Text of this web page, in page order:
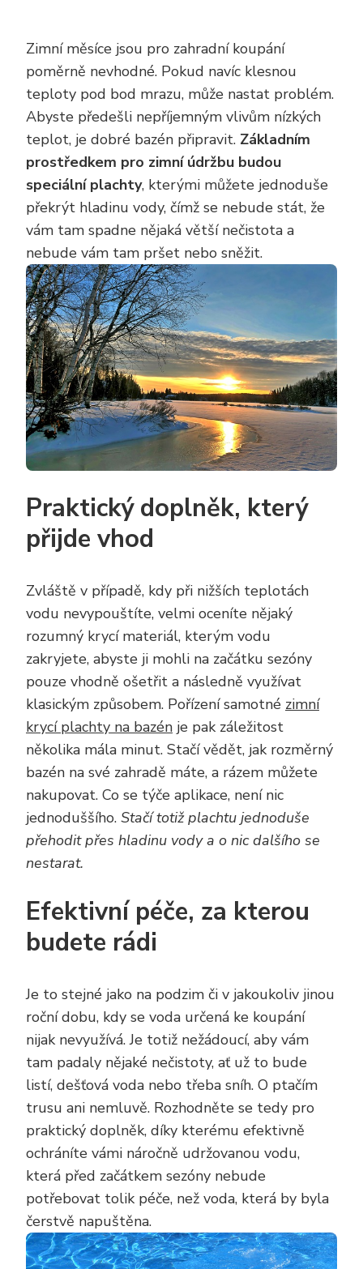
Zimní měsíce jsou pro zahradní koupání
poměrně nevhodné. Pokud navíc klesnou
teploty pod bod mrazu, může nastat problém.
Abyste předešli nepříjemným vlivům nízkých
teplot, je dobré bazén připravit. Základním
prostředkem pro zimní údržbu budou
speciální plachty, kterými můžete jednoduše
překrýt hladinu vody, čímž se nebude stát, že
vám tam spadne nějaká větší nečistota a
nebude vám tam pršet nebo sněžit.
Praktický doplněk, který
přijde vhod
Zvláště v případě, kdy při nižších teplotách
vodu nevypouštíte, velmi oceníte nějaký
rozumný krycí materiál, kterým vodu
zakryjete, abyste ji mohli na začátku sezóny
pouze vhodně ošetřit a následně využívat
klasickým způsobem. Pořízení samotné zimní
krycí plachty na bazén je pak záležitost
několika mála minut. Stačí vědět, jak rozměrný
bazén na své zahradě máte, a rázem můžete
nakupovat. Co se týče aplikace, není nic
jednoduššího. Stačí totiž plachtu jednoduše
přehodit přes hladinu vody a o nic dalšího se
nestarat.
Efektivní péče, za kterou
budete rádi
Je to stejné jako na podzim či v jakoukoliv jinou
roční dobu, kdy se voda určená ke koupání
nijak nevyužívá. Je totiž nežádoucí, aby vám
tam padaly nějaké nečistoty, ať už to bude
listí, dešťová voda nebo třeba sníh. O ptačím
trusu ani nemluvě. Rozhodněte se tedy pro
praktický doplněk, díky kterému efektivně
ochráníte vámi náročně udržovanou vodu,
která před začátkem sezóny nebude
potřebovat tolik péče, než voda, která by byla
čerstvě napuštěna.